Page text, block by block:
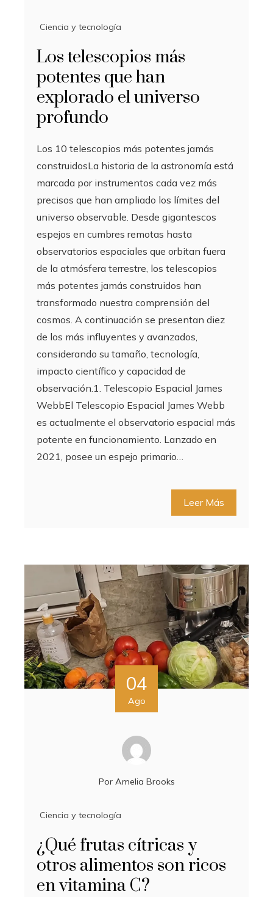
Ciencia y tecnología
Los telescopios más
potentes que han
explorado el universo
profundo
Los 10 telescopios más potentes jamás
construidosLa historia de la astronomía está
marcada por instrumentos cada vez más
precisos que han ampliado los límites del
universo observable. Desde gigantescos
espejos en cumbres remotas hasta
observatorios espaciales que orbitan fuera
de la atmósfera terrestre, los telescopios
más potentes jamás construidos han
transformado nuestra comprensión del
cosmos. A continuación se presentan diez
de los más influyentes y avanzados,
considerando su tamaño, tecnología,
impacto científico y capacidad de
observación.1. Telescopio Espacial James
WebbEl Telescopio Espacial James Webb
es actualmente el observatorio espacial más
potente en funcionamiento. Lanzado en
2021, posee un espejo primario…
Leer Más
04
Ago
Por Amelia Brooks
Ciencia y tecnología
¿Qué frutas cítricas y
otros alimentos son ricos
en vitamina C?